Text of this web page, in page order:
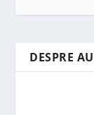
DESPRE